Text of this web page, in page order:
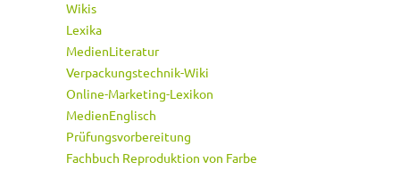
Wikis
Lexika
MedienLiteratur
Verpackungstechnik-Wiki
Online-Marketing-Lexikon
MedienEnglisch
Prüfungsvorbereitung
Fachbuch Reproduktion von Farbe